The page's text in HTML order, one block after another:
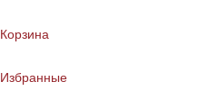
Корзина
Избранные